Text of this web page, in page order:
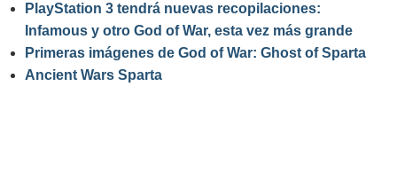
PlayStation 3 tendrá nuevas recopilaciones:
Infamous y otro God of War, esta vez más grande
Primeras imágenes de God of War: Ghost of Sparta
Ancient Wars Sparta